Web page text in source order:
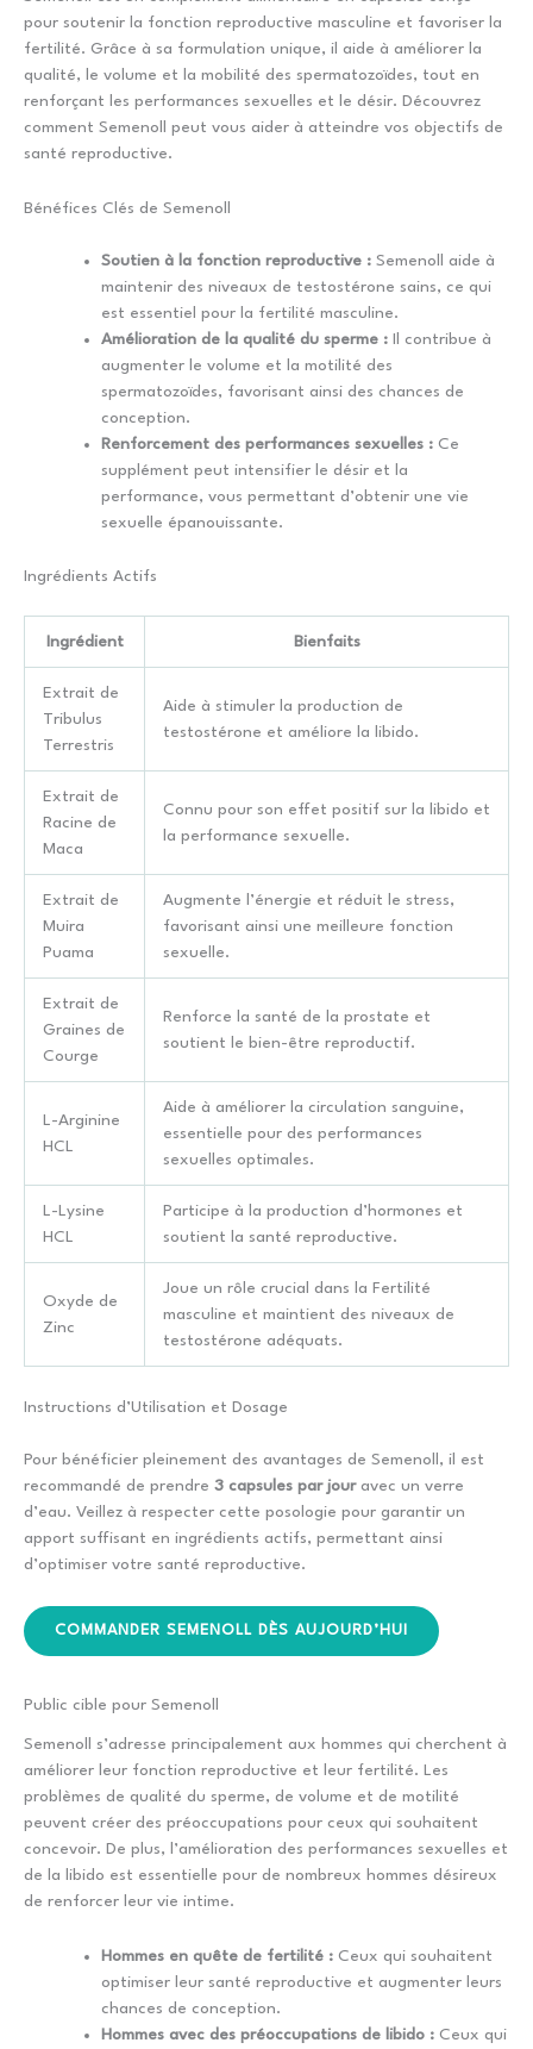
pour soutenir la fonction reproductive masculine et favoriser la
fertilité. Grâce à sa formulation unique, il aide à améliorer la
qualité, le volume et la mobilité des spermatozoïdes, tout en
renforçant les performances sexuelles et le désir. Découvrez
comment Semenoll peut vous aider à atteindre vos objectifs de
santé reproductive.
Bénéfices Clés de Semenoll
Soutien à la fonction reproductive : Semenoll aide à
maintenir des niveaux de testostérone sains, ce qui
est essentiel pour la fertilité masculine.
Amélioration de la qualité du sperme : Il contribue à
augmenter le volume et la motilité des
spermatozoïdes, favorisant ainsi des chances de
conception.
Renforcement des performances sexuelles : Ce
supplément peut intensifier le désir et la
performance, vous permettant d’obtenir une vie
sexuelle épanouissante.
Ingrédients Actifs
Ingrédient Bienfaits
Extrait de
Tribulus
Terrestris
Aide à stimuler la production de
testostérone et améliore la libido.
Extrait de
Racine de
Maca
Connu pour son effet positif sur la libido et
la performance sexuelle.
Extrait de
Muira
Puama
Augmente l’énergie et réduit le stress,
favorisant ainsi une meilleure fonction
sexuelle.
Extrait de
Graines de
Courge
Renforce la santé de la prostate et
soutient le bien-être reproductif.
L-Arginine
HCL
Aide à améliorer la circulation sanguine,
essentielle pour des performances
sexuelles optimales.
L-Lysine
HCL
Participe à la production d’hormones et
soutient la santé reproductive.
Oxyde de
Zinc
Joue un rôle crucial dans la Fertilité
masculine et maintient des niveaux de
testostérone adéquats.
Instructions d’Utilisation et Dosage
Pour bénéficier pleinement des avantages de Semenoll, il est
recommandé de prendre 3 capsules par jour avec un verre
d’eau. Veillez à respecter cette posologie pour garantir un
apport suffisant en ingrédients actifs, permettant ainsi
d’optimiser votre santé reproductive.
COMMANDER SEMENOLL DÈS AUJOURD’HUI
Public cible pour Semenoll
Semenoll s’adresse principalement aux hommes qui cherchent à
améliorer leur fonction reproductive et leur fertilité. Les
problèmes de qualité du sperme, de volume et de motilité
peuvent créer des préoccupations pour ceux qui souhaitent
concevoir. De plus, l’amélioration des performances sexuelles et
de la libido est essentielle pour de nombreux hommes désireux
de renforcer leur vie intime.
Hommes en quête de fertilité : Ceux qui souhaitent
optimiser leur santé reproductive et augmenter leurs
chances de conception.
Hommes avec des préoccupations de libido : Ceux qui